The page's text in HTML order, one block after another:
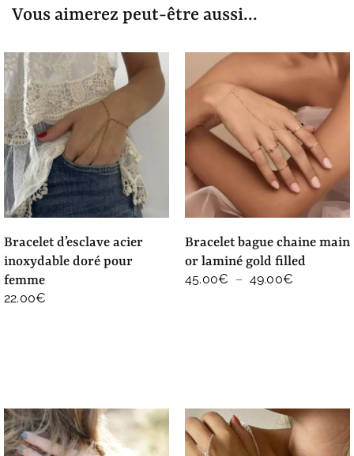
Vous aimerez peut-être aussi...
bracelet d’esclave acier
inoxydable doré pour
femme
22.00€
bracelet bague chaine main
or laminé gold filled
45.00€ – 49.00€